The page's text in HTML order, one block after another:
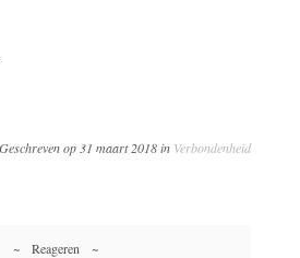
Geschreven op 31 maart 2018 in Verbondenheid
~ Reageren ~